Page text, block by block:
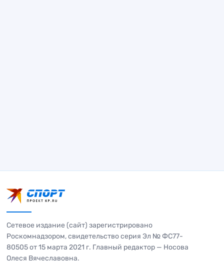
Сетевое издание (сайт) зарегистрировано
Роскомнадзором, свидетельство серия Эл № ФС77-
80505 от 15 марта 2021 г. Главный редактор — Носова
Олеся Вячеславовна.